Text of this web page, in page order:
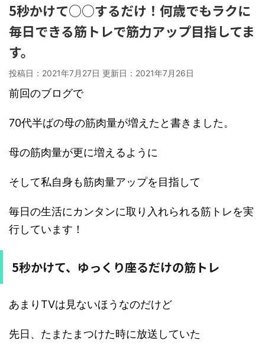
5秒かけて○○するだけ！何歳でもラクに
毎日できる筋トレで筋力アップ目指してま
す。
投稿日：2021年7月27日 更新日： 2021年7月26日
前回のブログで
70代半ばの母の筋肉量が増えたと書きました。
母の筋肉量が更に増えるように
そして私自身も筋肉量アップを目指して
毎日の生活にカンタンに取り入れられる筋トレを実
行しています！
5秒かけて、ゆっくり座るだけの筋トレ
あまりTVは見ないほうなのだけど
先日、たまたまつけた時に放送していた